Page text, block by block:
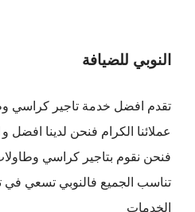
النوبي للضيافة
تقدم افضل خدمة تاجير كراسي
عملائنا الكرام فنحن لدينا
فنحن نقوم بتاجير كراسي
تناسب الجميع فالنوبي تسعي
الخدمات